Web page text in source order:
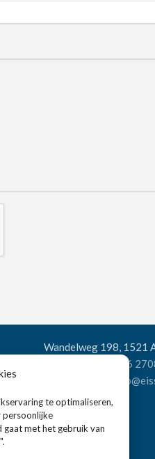
te optimaliseren,
persoonlijke
met het gebruik van
Wandelweg 198, 1521
+31 6